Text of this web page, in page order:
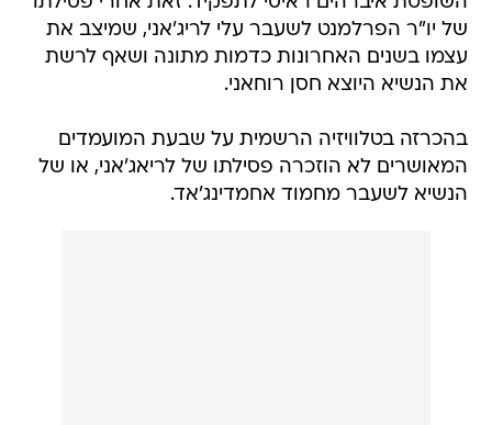
של יו"ר הפרלמנט לשעבר עלי לריג'אני, שמיצב את
עצמו בשנים האחרונות כדמות מתונה ושאף לרשת
את הנשיא היוצא חסן רוחאני.
בהכרזה בטלוויזיה הרשמית על שבעת המועמדים
המאושרים לא הוזכרה פסילתו של לריאג'אני, או של
הנשיא לשעבר מחמוד אחמדינג'אד.